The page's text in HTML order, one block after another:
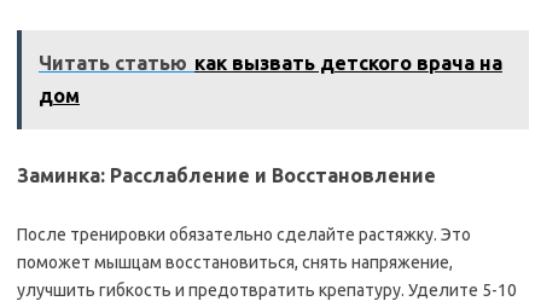
Читать статью как вызвать детского врача на
дом
Заминка: Расслабление и Восстановление
После тренировки обязательно сделайте растяжку. Это
поможет мышцам восстановиться, снять напряжение,
улучшить гибкость и предотвратить крепатуру. Уделите 5-10